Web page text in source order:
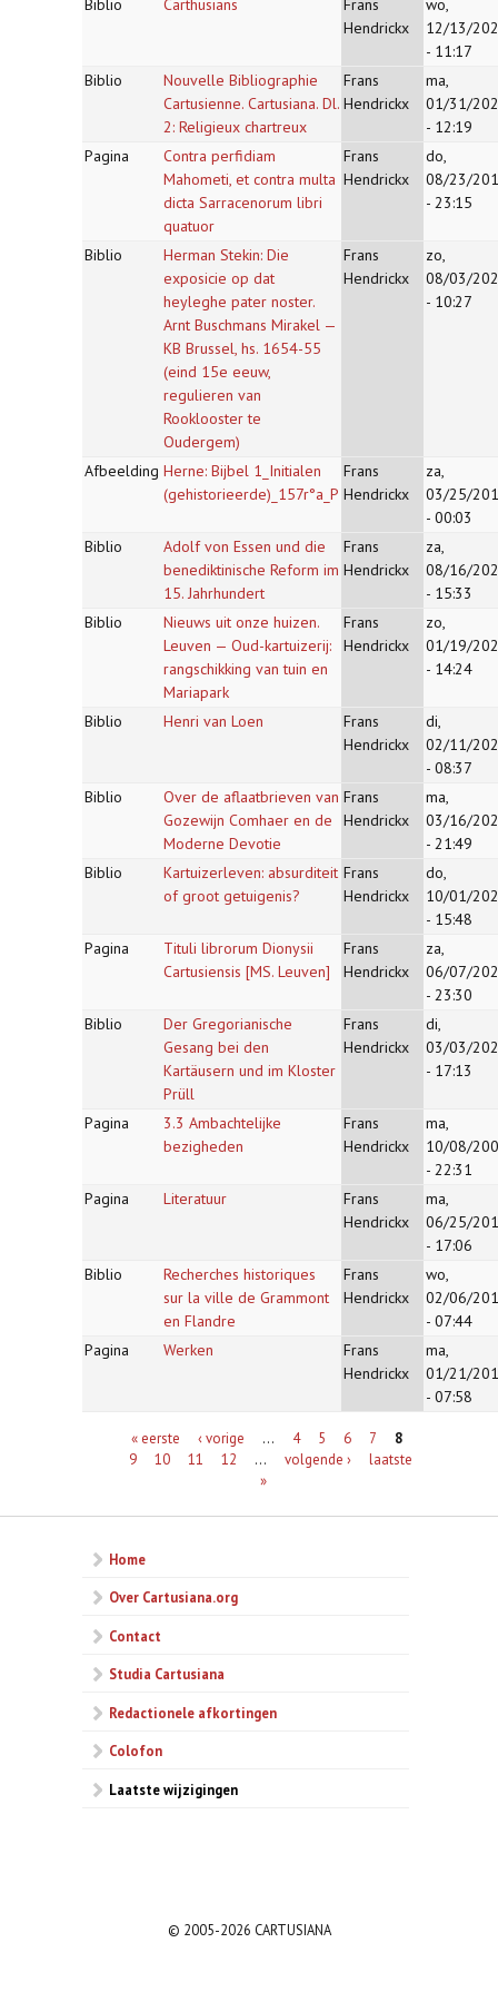
Biblio
Carthusians
Frans
Hendrickx
wo,
12/13/
- 11:17
Biblio
Nouvelle Bibliographie
Cartusienne. Cartusiana. Dl.
2: Religieux chartreux
Frans
Hendrickx
ma,
01/31/
- 12:19
Pagina
Contra perfidiam
Mahometi, et contra multa
dicta Sarracenorum libri
quatuor
Frans
Hendrickx
do,
08/23/
- 23:15
Biblio
Herman Stekin: Die
exposicie op dat
heyleghe pater noster.
Arnt Buschmans Mirakel —
KB Brussel, hs. 1654-55
(eind 15e eeuw,
regulieren van
Rooklooster te
Oudergem)
Frans
Hendrickx
zo,
08/03/
- 10:27
Afbeelding Herne: Bijbel 1_Initialen
(gehistorieerde)_157r°a_P
Frans
Hendrickx
za,
03/25/
- 00:03
Biblio
Adolf von Essen und die
benediktinische Reform im
15. Jahrhundert
Frans
Hendrickx
za,
08/16/
- 15:33
Biblio
Nieuws uit onze huizen.
Leuven — Oud-kartuizerij:
rangschikking van tuin en
Mariapark
Frans
Hendrickx
zo,
01/19/
- 14:24
Biblio Henri van Loen
Frans
Hendrickx
di,
02/11/
- 08:37
Biblio
Over de aflaatbrieven van
Gozewijn Comhaer en de
Moderne Devotie
Frans
Hendrickx
ma,
03/16/
- 21:49
Biblio
Kartuizerleven: absurditeit
of groot getuigenis?
Frans
Hendrickx
do,
10/01/
- 15:48
Pagina
Tituli librorum Dionysii
Cartusiensis [MS. Leuven]
Frans
Hendrickx
za,
06/07/
- 23:30
Biblio
Der Gregorianische
Gesang bei den
Kartäusern und im Kloster
Prüll
Frans
Hendrickx
di,
03/03/
- 17:13
Pagina
3.3 Ambachtelijke
bezigheden
Frans
Hendrickx
ma,
10/08/
- 22:31
Pagina
Literatuur
Frans
Hendrickx
ma,
06/25/
- 17:06
Biblio
Recherches historiques
sur la ville de Grammont
en Flandre
Frans
Hendrickx
wo,
02/06/
- 07:44
Pagina
Werken
Frans
Hendrickx
ma,
01/21/
- 07:58
Pagina's« eerste ‹ vorige … 4 5 6 7
8
9
10 11 12 … volgende ›
laatste
»
Home
Over Cartusiana.org
Contact
Studia Cartusiana
Redactionele afkortingen
Colofon
Laatste wijzigingen
© 2005-2026 CARTUSIANA